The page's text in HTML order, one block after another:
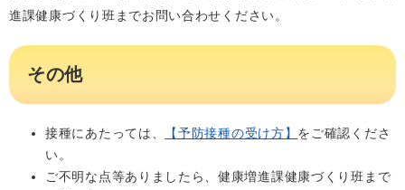
進課健康づくり班までお問い合わせください。
その他
接種にあたっては、 【予防接種の受け方】 をご確認くださ
い。
ご不明な点等ありましたら、健康増進課健康づくり班まで